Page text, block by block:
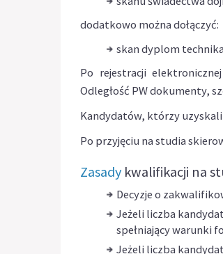
dodatkowo można dołączyć:
skan dyplom
Po rejestracji
Odległość PW dokumenty,
Kandydatów, którzy
Po przyjęciu na studia
Zasady kwalifikacji na
Decyzje o
Jeżeli liczba
spełniający warunki
Jeżeli liczba